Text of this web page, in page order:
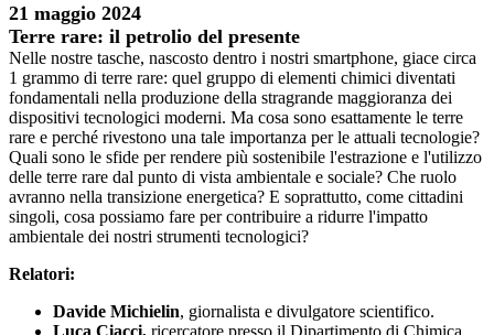
21 maggio 2024
Terre rare: il petrolio del presente
Nelle nostre tasche, nascosto dentro i nostri smartphone, giace circa
1 grammo di terre rare: quel gruppo di elementi chimici diventati
fondamentali nella produzione della stragrande maggioranza dei
dispositivi tecnologici moderni. Ma cosa sono esattamente le terre
rare e perché rivestono una tale importanza per le attuali tecnologie?
Quali sono le sfide per rendere più sostenibile l'estrazione e l'utilizzo
delle terre rare dal punto di vista ambientale e sociale? Che ruolo
avranno nella transizione energetica? E soprattutto, come cittadini
singoli, cosa possiamo fare per contribuire a ridurre l'impatto
ambientale dei nostri strumenti tecnologici?
Relatori:
Davide Michielin, giornalista e divulgatore scientifico.
Luca Ciacci, ricercatore presso il Dipartimento di Chimica